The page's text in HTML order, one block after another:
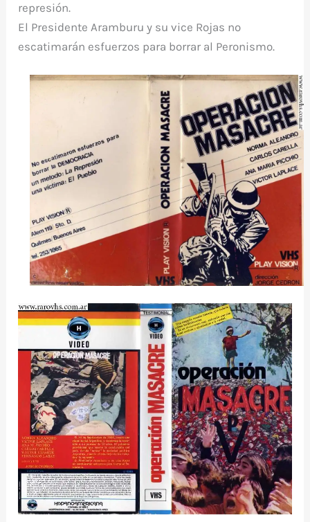
represión.
El Presidente Aramburu y su vice Rojas no
escatimarán esfuerzos para borrar al Peronismo.